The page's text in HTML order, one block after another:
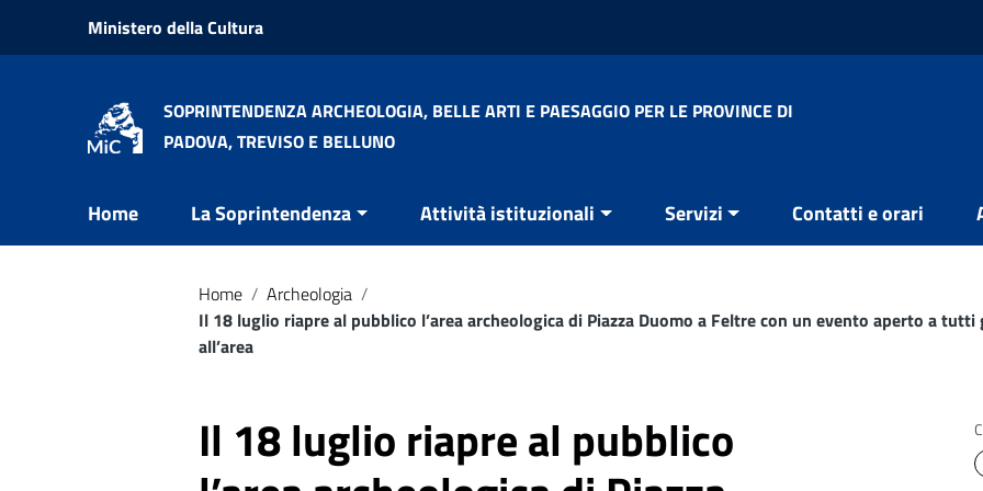
Vai ai contenuti
Vai al menu di navigazione
Ministero della Cultura
SOPRINTENDENZA ARCHEOLOGIA, BELLE ARTI E PAESAGGIO PER LE PROVINCE DI
PADOVA, TREVISO E BELLUNO
Home La Soprintendenza Attività istituzionali Servizi Contatti e orari
Home / Archeologia /
Il 18 luglio riapre al pubblico l’area archeologica di Piazza Duomo a Feltre con un evento aperto a
all’area
Il 18 luglio riapre al pubblico